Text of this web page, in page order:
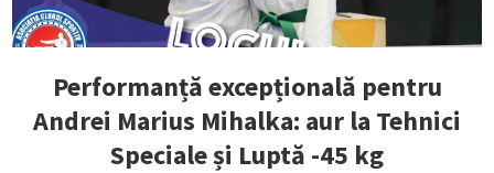
Performanță excepțională pentru
Andrei Marius Mihalka: aur la Tehnici
Speciale și Luptă -45 kg